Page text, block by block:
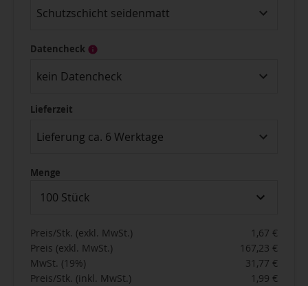
Schutzschicht seidenmatt
Datencheck
kein Datencheck
Lieferzeit
Lieferung ca. 6 Werktage
Menge
100 Stück
Preis/Stk. (exkl. MwSt.)
Preis (exkl. MwSt.)
MwSt. (19%)
Preis/Stk. (inkl. MwSt.)
1,67 €
167,23 €
31,77 €
1,99 €